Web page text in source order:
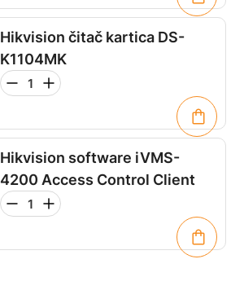
Hikvision čitač kartica DS-
K1104MK
Hikvision software iVMS-
4200 Access Control Client